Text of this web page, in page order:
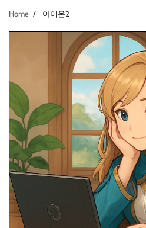
Home 아이온2